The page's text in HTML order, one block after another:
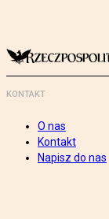
KONTAKT
O nas
Kontakt
Napisz do nas